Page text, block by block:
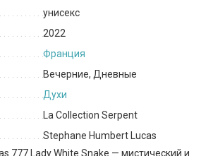
унисекс
2022
Франция
Вечерние, Дневные
Духи
La Collection Serpent
Stephane Humbert Lucas
777 Lady White Snake — мистический и